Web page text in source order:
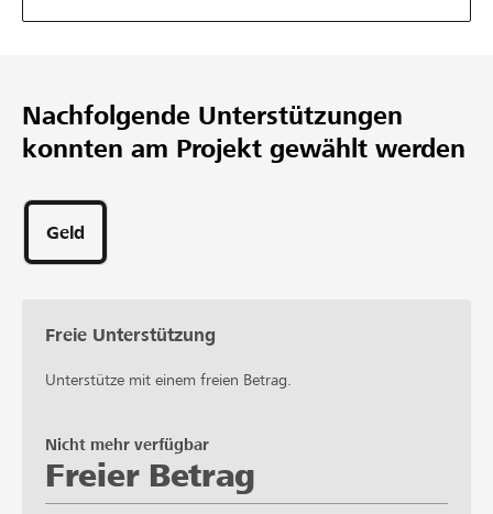
Nachfolgende Unterstützungen
konnten am Projekt gewählt werden
Geld
Freie Unterstützung
Unterstütze mit einem freien Betrag.
Freier Betrag
Nicht mehr verfügbar